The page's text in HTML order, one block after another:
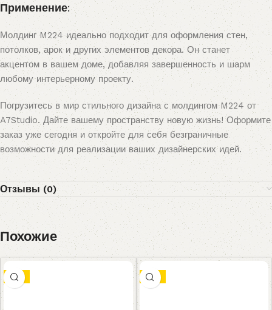
Применение:
Молдинг M224 идеально подходит для оформления стен,
потолков, арок и других элементов декора. Он станет
акцентом в вашем доме, добавляя завершенность и шарм
любому интерьерному проекту.
Погрузитесь в мир стильного дизайна с молдингом M224 от
A7Studio. Дайте вашему пространству новую жизнь! Оформите
заказ уже сегодня и откройте для себя безграничные
возможности для реализации ваших дизайнерских идей.
Отзывы (0)
Похожие
-9% -8%